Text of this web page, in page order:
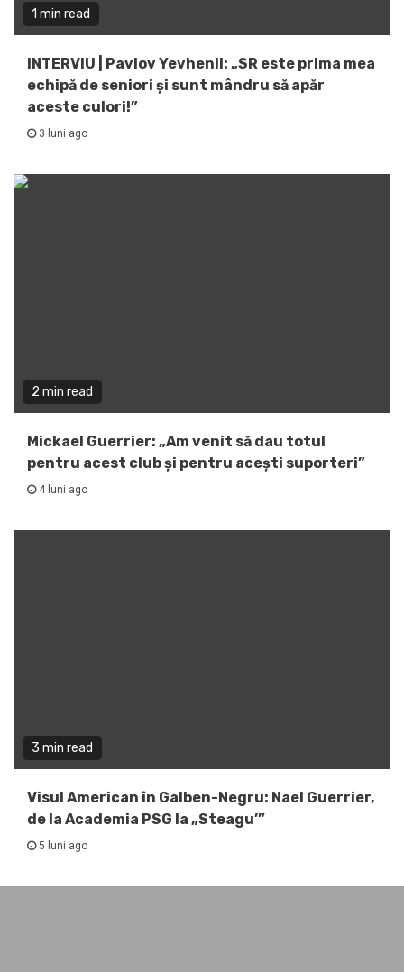
1 min read
INTERVIU | Pavlov Yevhenii: „SR este prima mea
echipă de seniori și sunt mândru să apăr
aceste culori!”
3 luni ago
2 min read
Mickael Guerrier: „Am venit să dau totul
pentru acest club și pentru acești suporteri”
4 luni ago
3 min read
Visul American în Galben-Negru: Nael Guerrier,
de la Academia PSG la „Steagu’”
5 luni ago